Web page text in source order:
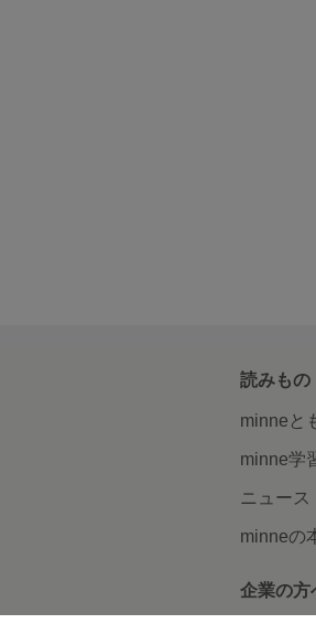
読みもの
minneと
minne学
ニュース
minneの
企業の方